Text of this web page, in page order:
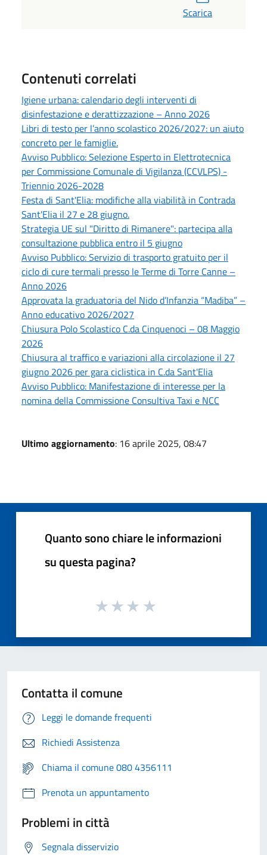
Scarica
Contenuti correlati
Igiene urbana: calendario degli interventi di
disinfestazione e derattizzazione – Anno 2026
Libri di testo per l’anno scolastico 2026/2027: un aiuto
concreto per le famiglie.
Avviso Pubblico: Selezione Esperto in Elettrotecnica
per Commissione Comunale di Vigilanza (CCVLPS) -
Triennio 2026-2028
Festa di Sant'Elia: modifiche alla viabilità in Contrada
Sant'Elia il 27 e 28 giugno.
Strategia UE sul "Diritto di Rimanere": partecipa alla
consultazione pubblica entro il 5 giugno
Avviso Pubblico: Servizio di trasporto gratuito per il
ciclo di cure termali presso le Terme di Torre Canne –
Anno 2026
Approvata la graduatoria del Nido d’Infanzia “Madiba” –
Anno educativo 2026/2027
Chiusura Polo Scolastico C.da Cinquenoci – 08 Maggio
2026
Chiusura al traffico e variazioni alla circolazione il 27
giugno 2026 per gara ciclistica in C.da Sant'Elia
Avviso Pubblico: Manifestazione di interesse per la
nomina della Commissione Consultiva Taxi e NCC
Ultimo aggiornamento: 16 aprile 2025, 08:47
Quanto sono chiare le informazioni
su questa pagina?
Contatta il comune
Leggi le domande frequenti
Richiedi Assistenza
Chiama il comune 080 4356111
Prenota un appuntamento
Problemi in città
Segnala disservizio